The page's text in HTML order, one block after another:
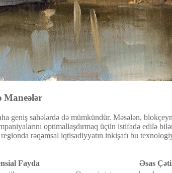
Maneələr
geniş sahələrdə də mümkündür. Məsələn,
optimallaşdırmaq üçün istifadə edilə
rəqəmsal iqtisadiyyatın inkişafı bu
Fayda
Əsas